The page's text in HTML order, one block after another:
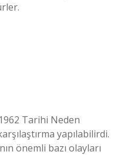
Tarihi Neden
yapılabilirdi.
önemli bazı olayları